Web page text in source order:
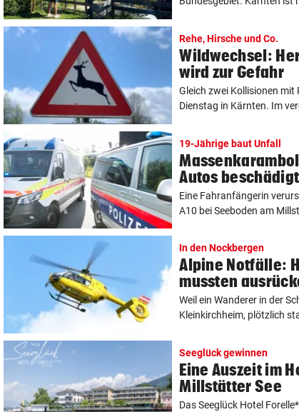
Rehe, Hirsche und Co.
Wildwechsel:
wird zur Gefahr
Gleich zwei Kollisionen mit
Dienstag in Kärnten. Im
19-Jährige baut Unfall
Autos beschädigt
Eine Fahranfängerin
A10 bei Seeboden am
In den Nockbergen
Alpine Notfälle:
mussten
Weil ein Wanderer in der
Kleinkirchheim, plötzlich
Seeglück gewinnen
Eine Auszeit im
Millstätter See
Das Seeglück Hotel